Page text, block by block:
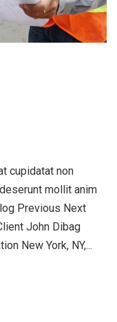
cupidatat non
mollit anim
Previous Next
John Dibag
New York, NY,...